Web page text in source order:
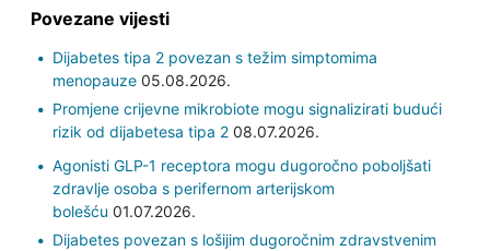
Povezane vijesti
Dijabetes tipa 2 povezan s težim simptomima
menopauze05.08.2026.
Promjene crijevne mikrobiote mogu signalizirati budući
rizik od dijabetesa tipa 208.07.2026.
Agonisti GLP-1 receptora mogu dugoročno poboljšati
zdravlje osoba s perifernom arterijskom
bolešću 01.07.2026.
Dijabetes povezan s lošijim dugoročnim zdravstvenim